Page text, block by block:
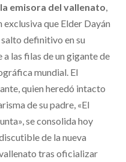
emisora del vallenato
exclusiva que Elder Dayán
definitivo en su
a las filas de un gigante de
mundial. El
quien heredó intacto
de su padre, «El
se consolida hoy
de la nueva
tras oficializar